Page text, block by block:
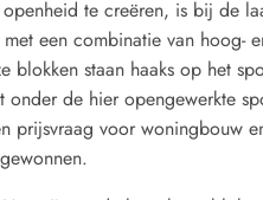
te creëren, is bij de
een combinatie van hoog-
blokken staan haaks op het
de hier opengewerkte
prijsvraag voor woningbouw